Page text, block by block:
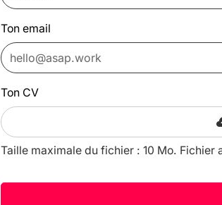
Ton email
Ton CV
Taille maximale du fichier : 10 Mo.